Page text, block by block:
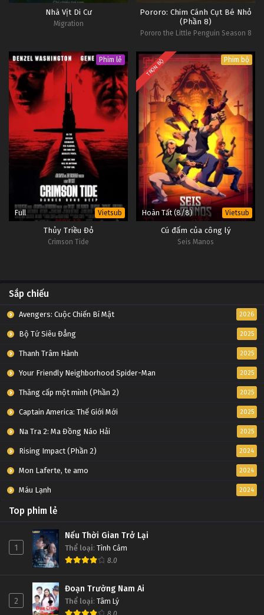
Nhà Vịt Di Cư
Migration
Pororo: Chim Cánh Cụt Bé Nhỏ
(Phần 8)
Pororo the Little Penguin Season 8
Phim lẻ
Full Vietsub
Thủy Triều Đỏ
Crimson Tide
TRỌN BỘ Phim bộ
Hoàn Tất (8/8) Vietsub
Cú đấm của công lý
Seis Manos
Sắp chiếu
Avengers: Cuộc Chiến Bí Mật 2026
Bộ Tứ Siêu Đẳng 2025
Thanh Trâm Hành 2025
Your Friendly Neighborhood Spider-Man 2025
Thăng cấp một mình (Phần 2) 2025
Captain America: Thế Giới Mới 2025
Na Tra 2: Ma Đồng Náo Hải 2025
Rising Impact (Phần 2) 2024
Mon Laferte, te amo 2024
Máu Lạnh 2024
Top phim lẻ
1
Nếu Thời Gian Trở Lại
Thể loại: Tình Cảm
8.0
2
Đoạn Trường Nam Ai
Thể loại: Tâm Lý